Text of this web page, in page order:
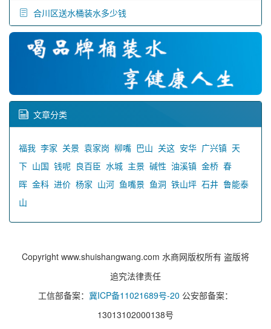
合川区送水桶装水多少钱
文章分类
福我 李家 关景 袁家岗 柳嘴 巴山 关这 安华 广兴镇 天
下 山国 钱呢 良百臣 水城 主景 碱性 油溪镇 金桥 春
晖 金科 进价 杨家 山河 鱼嘴景 鱼洞 铁山坪 石井 鲁能泰
山
Copyright www.shuishangwang.com 水商网版权所有 盗版将
追究法律责任
工信部备案： 冀ICP备11021689号-20 公安部备案：
13013102000138号